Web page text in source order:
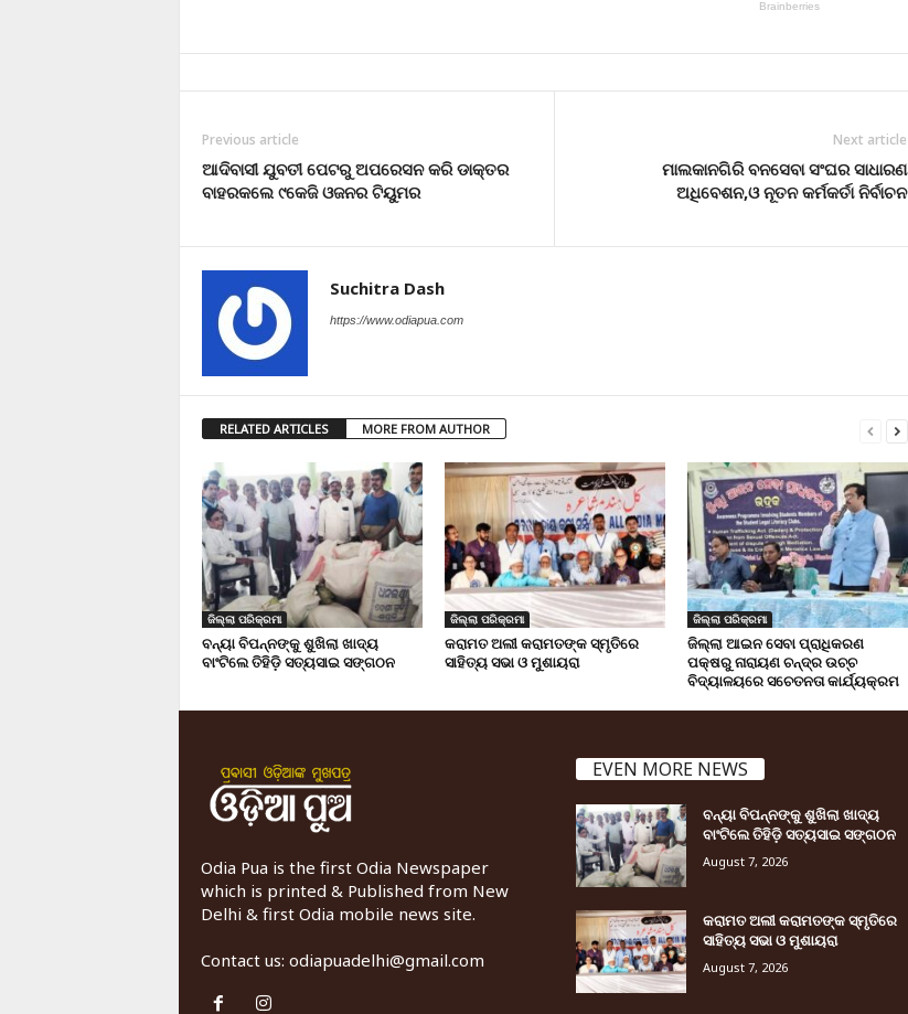
Previous article
ଆଦିବାସୀ ଯୁବତୀ ପେଟରୁ ଅପରେସନ କରି ଡାକ୍ତର
ବାହରକଲେ ୯କେଜି ଓଜନର ଟିୟୁମର
Next article
ମାଲକାନଗିରି ବନସେବା ସଂଘର ସାଧାରଣ
ଅଧିବେଶନ,ଓ ନୂତନ କର୍ମକର୍ତା ନିର୍ବାଚନ
Suchitra Dash
https://www.odiapua.com
RELATED ARTICLES MORE FROM AUTHOR
ଜିଲ୍ଲା ପରିକ୍ରମା
ବନ୍ୟା ବିପନ୍ନଙ୍କୁ ଶୁଖିଲା ଖାଦ୍ୟ
ବାଂଟିଲେ ତିହିଡି଼ ସତ୍ୟସାଇ ସଙ୍ଗଠନ
ଜିଲ୍ଲା ପରିକ୍ରମା
କରାମତ ଅଲୀ କରାମତଙ୍କ ସ୍ମୃତିରେ
ସାହିତ୍ୟ ସଭା ଓ ମୁଶାୟରା
ଜିଲ୍ଲା ପରିକ୍ରମା
ଜିଲ୍ଲା ଆଇନ ସେବା ପ୍ରାଧିକରଣ
ପକ୍ଷରୁ ନାରାୟଣ ଚନ୍ଦ୍ର ଉଚ୍ଚ
ବିଦ୍ୟାଳୟରେ ସଚେତନତା କାର୍ଯ୍ୟକ୍ରମ
Odia Pua is the first Odia Newspaper
which is printed & Published from New
Delhi & first Odia mobile news site.
Contact us: odiapuadelhi@gmail.com
EVEN MORE NEWS
ବନ୍ୟା ବିପନ୍ନଙ୍କୁ ଶୁଖିଲା ଖାଦ୍ୟ
ବାଂଟିଲେ ତିହିଡି଼ ସତ୍ୟସାଇ ସଙ୍ଗଠନ
August 7, 2026
କରାମତ ଅଲୀ କରାମତଙ୍କ ସ୍ମୃତିରେ
ସାହିତ୍ୟ ସଭା ଓ ମୁଶାୟରା
August 7, 2026